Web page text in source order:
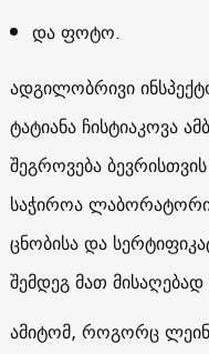
და ფოტო.
ადგილობრივი
ტატიანა ჩისტიაკოვა
შეგროვება
საჭიროა
ცნობისა და
შემდეგ მათ
ამიტომ, როგორც